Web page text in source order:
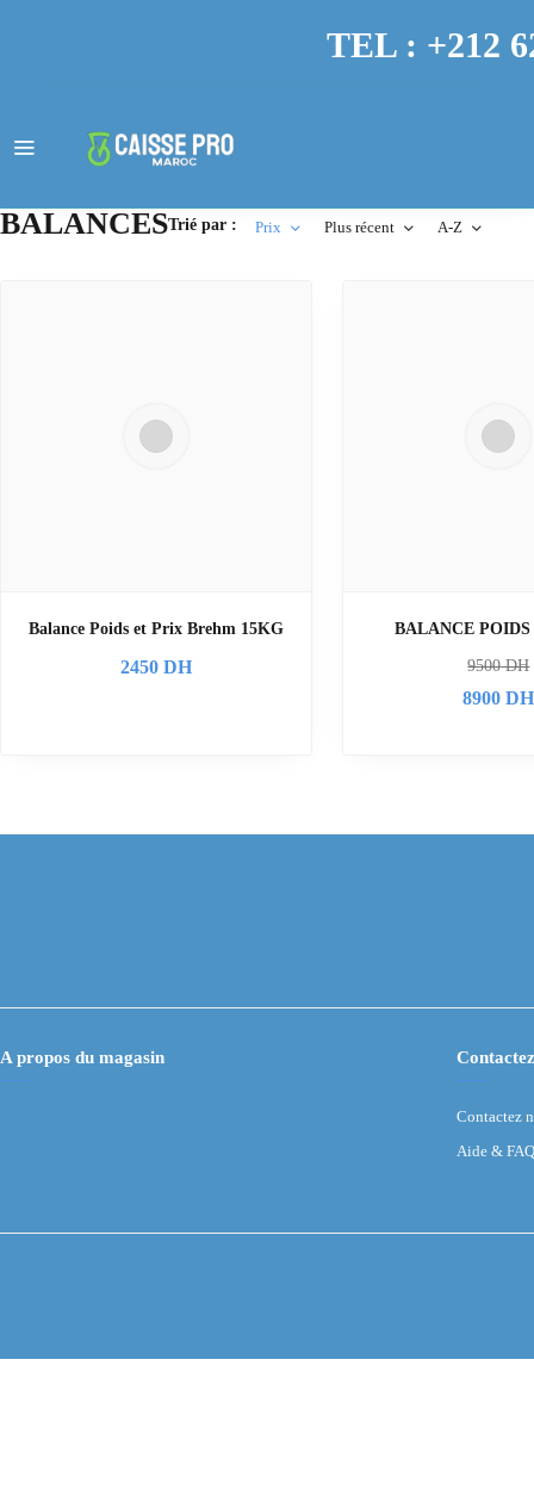
TEL : +212
BALANCESTrié par : Prix Plus récent A-Z
Balance Poids et Prix Brehm 15KG
2450 DH
BALANCE
9500DH
8900 DH
A propos du magasin
Contactez
Aide & FAQ